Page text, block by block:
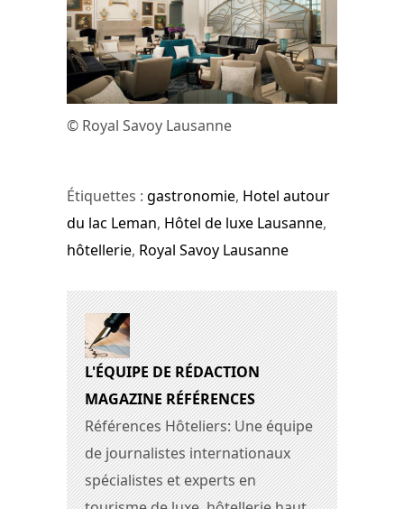
© Royal Savoy Lausanne
Étiquettes : gastronomie, Hotel autour
du lac Leman, Hôtel de luxe Lausanne,
hôtellerie, Royal Savoy Lausanne
L'ÉQUIPE DE RÉDACTION
MAGAZINE RÉFÉRENCES
Références Hôteliers: Une équipe
de journalistes internationaux
spécialistes et experts en